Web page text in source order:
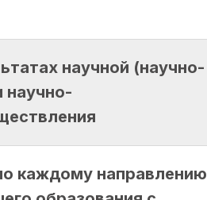
научной (научно-
научно-
каждому направлению